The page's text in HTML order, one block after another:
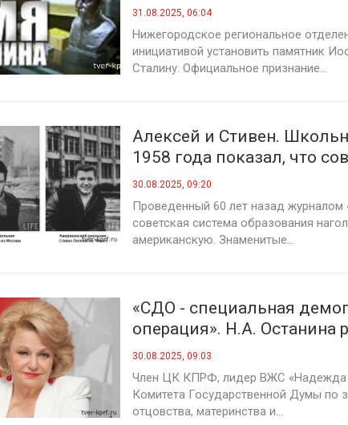
31.08.2025, 06:04
Нижегородское региональное
инициативой установить памятник
Сталину. Официальное признание...
Алексей и Стивен.
1958 года показал, что
образования наголову
американскую
30.08.2025, 09:20
Проведенный 60 лет назад журналом
советская система образования
американскую. Знаменитые...
«СДО - специальная
операция». Н.А. Останина
законодательных
осеннюю сессию
30.08.2025, 09:03
Член ЦК КПРФ, лидер ВЖС «Надежда
Комитета Государственной Думы по
отцовства, материнства и...